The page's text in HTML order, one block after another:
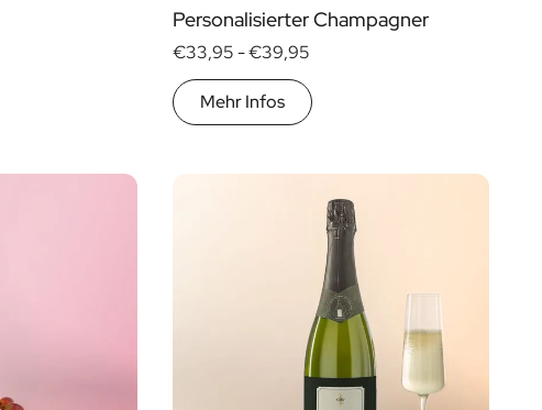
Personalisierter Champagner
€33,95 -€39,95
Mehr Infos